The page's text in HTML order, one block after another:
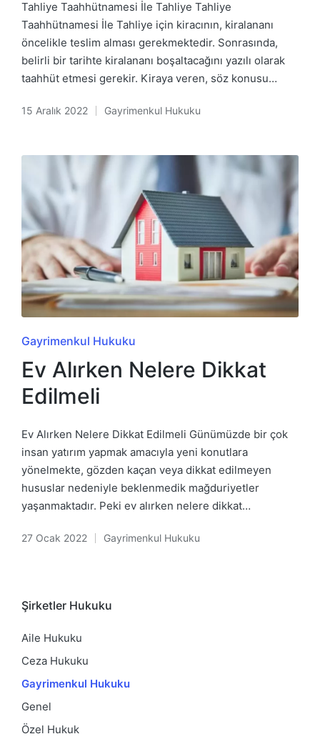
Tahliye Taahhütnamesi İle Tahliye Tahliye
Taahhütnamesi İle Tahliye için kiracının, kiralananı
öncelikle teslim alması gerekmektedir. Sonrasında,
belirli bir tarihte kiralananı boşaltacağını yazılı olarak
taahhüt etmesi gerekir. Kiraya veren, söz konusu…
15 Aralık 2022
Posted
Gayrimenkul Hukuku
Posted
in
Gayrimenkul Hukuku
Ev Alırken Nelere Dikkat
Edilmeli
Ev Alırken Nelere Dikkat Edilmeli Günümüzde bir çok
insan yatırım yapmak amacıyla yeni konutlara
yönelmekte, gözden kaçan veya dikkat edilmeyen
hususlar nedeniyle beklenmedik mağduriyetler
yaşanmaktadır. Peki ev alırken nelere dikkat…
27 Ocak 2022
Posted
Gayrimenkul Hukuku
Şirketler Hukuku
Aile Hukuku
Ceza Hukuku
Gayrimenkul Hukuku
Genel
Özel Hukuk